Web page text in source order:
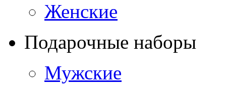
Женские
Подарочные наборы
Мужские